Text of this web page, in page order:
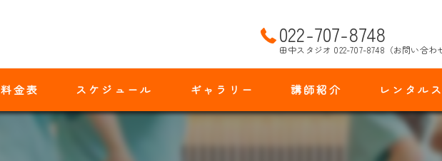
022-707-8748
田中スタジオ 022-707-8748（お問い合わ
料金表 スケジュール ギャラリー 講師紹介 レンタル